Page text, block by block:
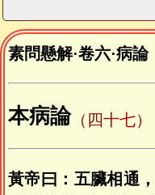
素問懸解·卷六·病論
本病論（四十七）
黃帝曰：五臟相通